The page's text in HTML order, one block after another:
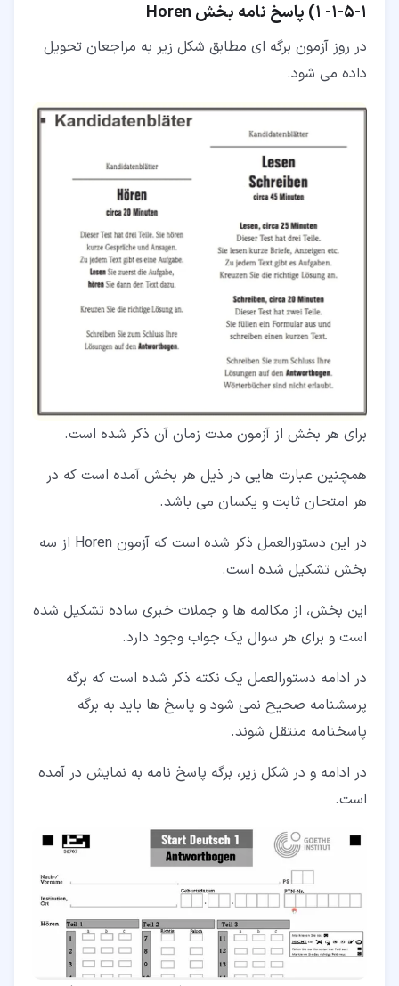
۱‏-‏۵‏-‏۱‏- 1) پاسخ نامه بخش Horen
در روز آزمون برگه ای مطابق شکل زیر به مراجعان تحویل
داده می شود.
برای هر بخش از آزمون مدت زمان آن ذکر شده است.
همچنین عبارت هایی در ذیل هر بخش آمده است که در
هر امتحان ثابت و یکسان می باشد.
در این دستورالعمل ذکر شده است که آزمون Horen از سه
بخش تشکیل شده است.
این بخش، از مکالمه ها و جملات خبری ساده تشکیل شده
است و برای هر سوال یک جواب وجود دارد.
در ادامه دستورالعمل یک نکته ذکر شده است که برگه
پرسشنامه صحیح نمی شود و پاسخ ها باید به برگه
پاسخنامه منتقل شوند.
در ادامه و در شکل زیر، برگه پاسخ نامه به نمایش در آمده
است.